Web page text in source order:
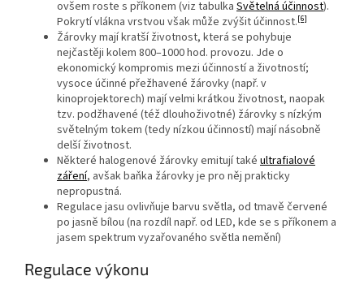
ovšem roste s příkonem (viz tabulka Světelná účinnost).
Pokrytí vlákna vrstvou však může zvýšit účinnost.[6]
Žárovky mají kratší životnost, která se pohybuje
nejčastěji kolem 800–1000 hod. provozu. Jde o
ekonomický kompromis mezi účinností a životností;
vysoce účinné přežhavené žárovky (např. v
kinoprojektorech) mají velmi krátkou životnost, naopak
tzv. podžhavené (též dlouhoživotné) žárovky s nízkým
světelným tokem (tedy nízkou účinností) mají násobně
delší životnost.
Některé halogenové žárovky emitují také ultrafialové
záření, avšak baňka žárovky je pro něj prakticky
nepropustná.
Regulace jasu ovlivňuje barvu světla, od tmavě červené
po jasně bílou (na rozdíl např. od LED, kde se s příkonem a
jasem spektrum vyzařovaného světla nemění)
Regulace výkonu